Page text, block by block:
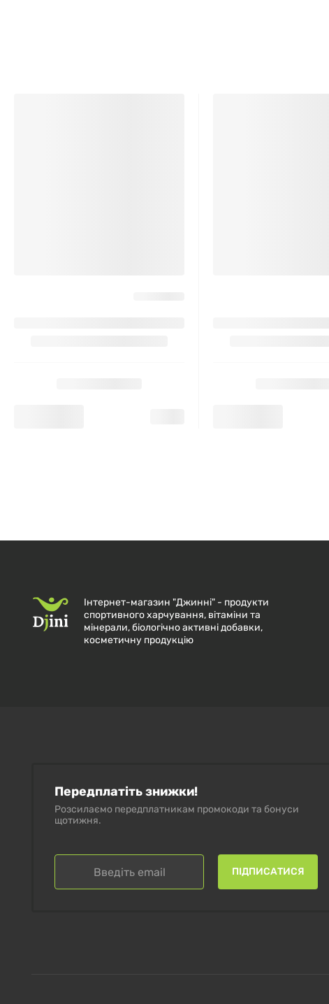
Інтернет-магазин "Джинні" - продукти
спортивного харчування, вітаміни та
мінерали, біологічно активні добавки,
косметичну продукцію
Передплатіть знижки!
Розсилаємо передплатникам промокоди та бонуси
щотижня.
ПІДПИСАТИСЯ